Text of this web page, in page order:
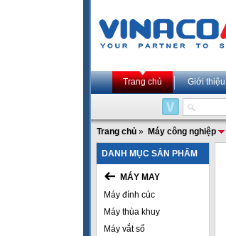
Trang chủ Giới thiệu
Trang chủ » Máy công nghiệp
DANH MỤC SẢN PHẨM
MÁY MAY
Máy đính cúc
Máy thùa khuy
Máy vắt sổ